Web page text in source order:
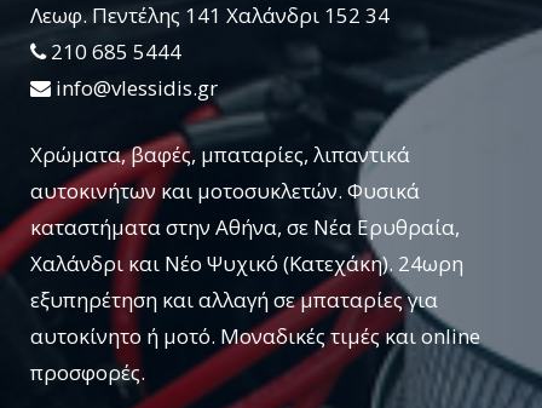
Λεωφ. Πεντέλης 141 Χαλάνδρι 152 34
210 685 5444
info@vlessidis.gr
Χρώματα, βαφές, μπαταρίες, λιπαντικά
αυτοκινήτων και μοτοσυκλετών. Φυσικά
καταστήματα στην Αθήνα, σε Νέα Ερυθραία,
Χαλάνδρι και Νέο Ψυχικό (Κατεχάκη). 24ωρη
εξυπηρέτηση και αλλαγή σε μπαταρίες για
αυτοκίνητο ή μοτό. Μοναδικές τιμές και online
προσφορές.